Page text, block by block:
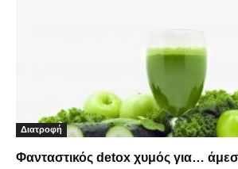
Διατροφή
Φανταστικός detox χυμός για…